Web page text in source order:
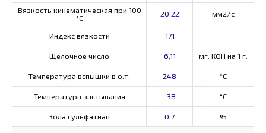
Вязкость кинематическая при 100
°С
20,22 мм2/с
Индекс вязкости 171
Щелочное число 6,11 мг. КОН на 1 г.
Температура вспышки в о.т. 248 °C
Температура застывания -38 °C
Зола сульфатная 0,7 %